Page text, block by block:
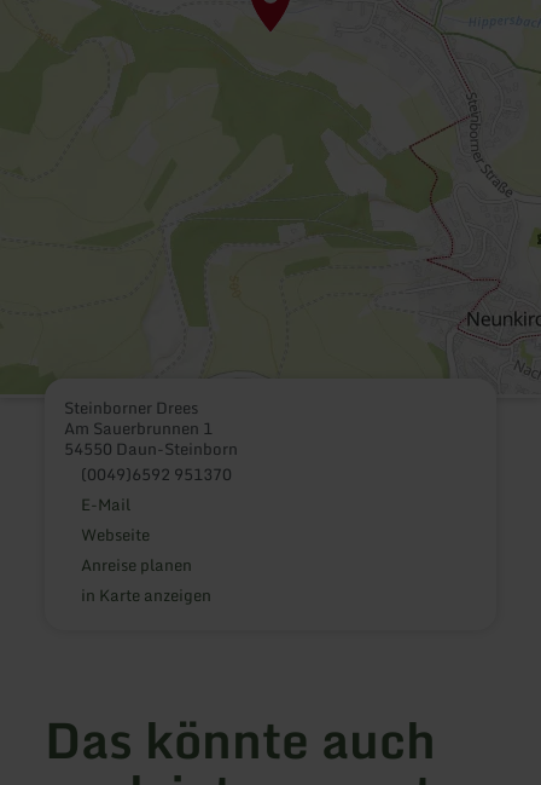
Steinborner Drees
Am Sauerbrunnen 1
54550 Daun-Steinborn
(0049)6592 951370
E-Mail
Webseite
Anreise planen
in Karte anzeigen
Das könnte auch